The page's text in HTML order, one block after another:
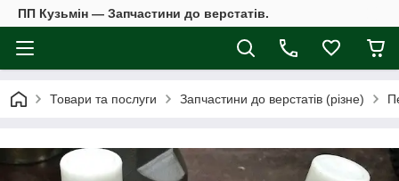
ПП Кузьмін — Запчастини до верстатів.
Товари та послуги Запчастини до верстатів (різне)